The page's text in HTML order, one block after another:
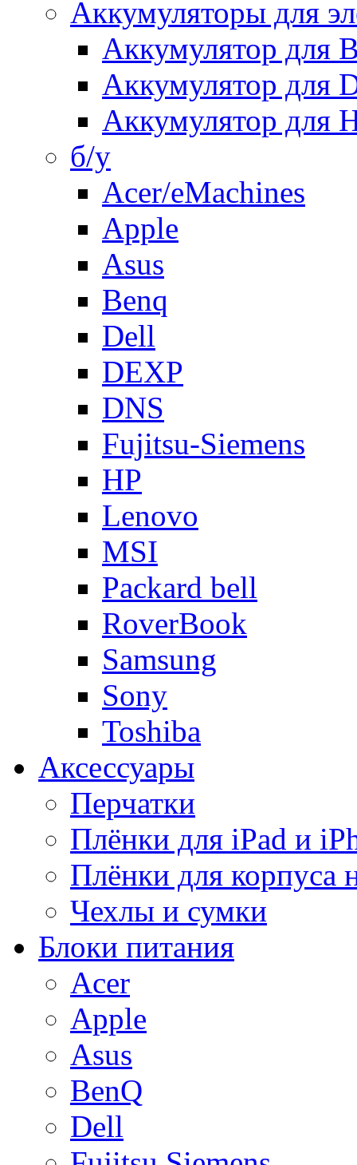
Аккумуляторы для
Аккумулятор для
Аккумулятор для
Аккумулятор для
б/у
Acer/eMachines
Apple
Asus
Benq
Dell
DEXP
DNS
Fujitsu-Siemens
HP
Lenovo
MSI
Packard bell
RoverBook
Samsung
Sony
Toshiba
Аксессуары
Перчатки
Плёнки для iPad и
Плёнки для корпуса
Чехлы и сумки
Блоки питания
Acer
Apple
Asus
BenQ
Dell